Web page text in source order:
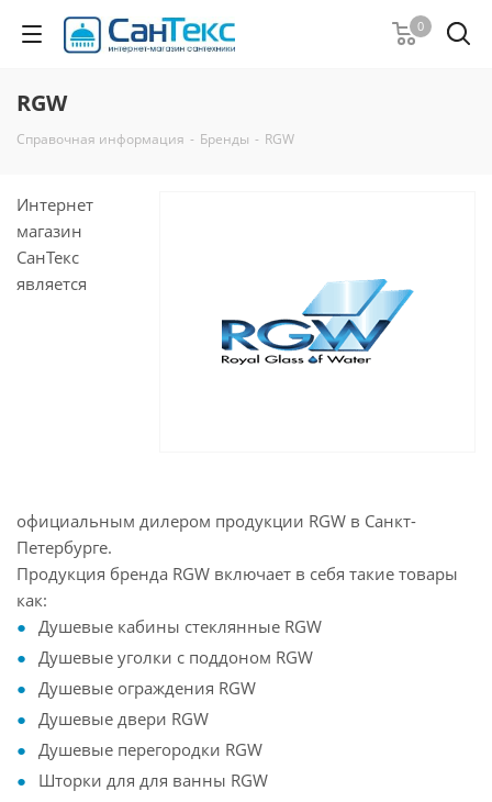
0
RGW
Справочная информация - Бренды - RGW
Интернет
магазин
СанТекс
является
официальным дилером продукции RGW в Санкт-
Петербурге.
Продукция бренда RGW включает в себя такие товары
как:
Душевые кабины стеклянные RGW
Душевые уголки с поддоном RGW
Душевые ограждения RGW
Душевые двери RGW
Душевые перегородки RGW
Шторки для для ванны RGW